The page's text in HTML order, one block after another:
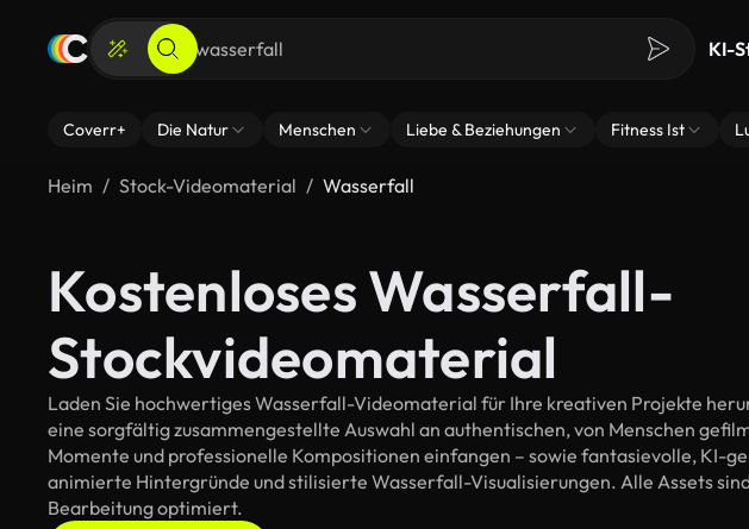
KI-
Coverr+ Die Natur Menschen Liebe & Beziehungen Fitness Ist
Heim Stock-Videomaterial Wasserfall
Kostenloses Wasserfall-
Stockvideomaterial
Laden Sie hochwertiges Wasserfall-Videomaterial für Ihre kreativen Projekte
eine sorgfältig zusammengestellte Auswahl an authentischen, von Menschen
Momente und professionelle Kompositionen einfangen – sowie fantasievolle, KI-
animierte Hintergründe und stilisierte Wasserfall-Visualisierungen. Alle Assets
Bearbeitung optimiert.